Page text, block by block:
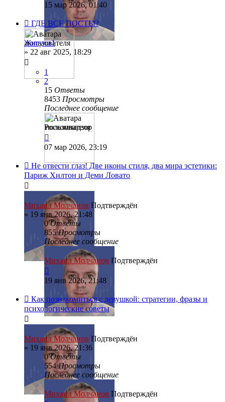
15 мар 2026, 01:40
ГДЕ ВСЕ ПОСТЫ?
Жигули1
» 22 авг 2025, 18:29
1
2
15 Ответы
8453 Просмотры
Последнее сообщение
Роскомнадзор
07 мар 2026, 23:19
Не отвести глаз! Две иконы стиля, два мира эстетики:
Париж Хилтон и Деми Ловато
Михаил Молчанов Подтверждён
» 19 янв 2026, 21:48
0Ответы
855Просмотры
Последнее сообщение
Михаил Молчанов Подтверждён
19 янв 2026, 21:48
Как познакомиться с девушкой: стратегии, фразы и
психологические советы
Михаил Молчанов Подтверждён
» 19 янв 2026, 21:36
0Ответы
554Просмотры
Последнее сообщение
Михаил Молчанов Подтверждён